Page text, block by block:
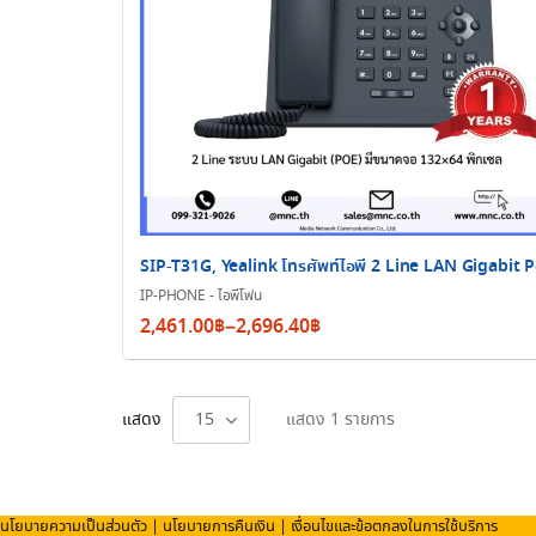
SIP-T31G, Yealink โทรศัพท์ไอพี 2 Line LAN Gigabit
IP-PHONE - ไอพีโฟน
2,461.00฿–2,696.40฿
Price
range:
through
2,696.40฿
แสดง 15 แสดง 1 รายการ
นโยบายความเป็นส่วนตัว นโยบายการคืนเงิน เงื่อนไขและข้อตกลงในการใช้บริการ